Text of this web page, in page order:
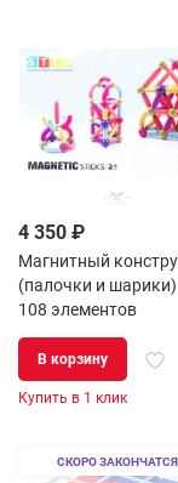
4 350 ₽
Магнитный
(палочки и шарики)
108 элементов
В корзину
Купить в 1 клик
СКОРО ЗАКОНЧАТСЯ